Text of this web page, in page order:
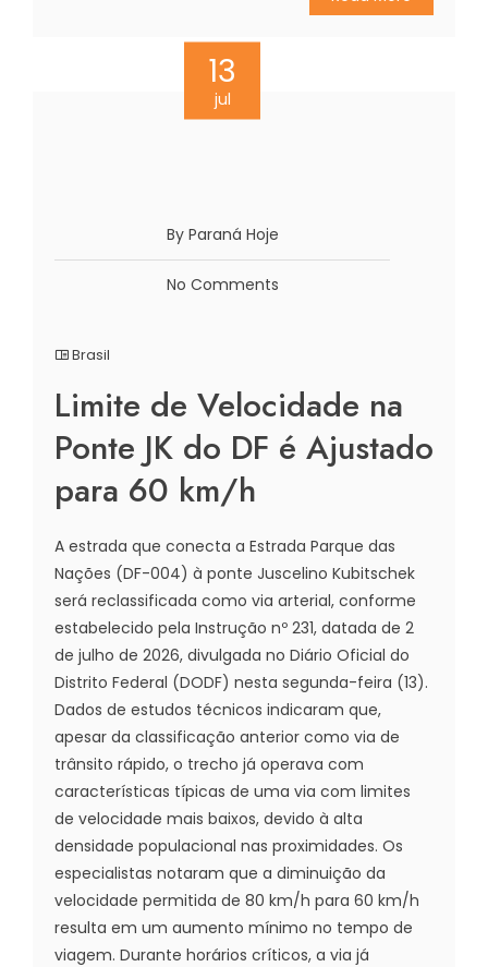
13
jul
By Paraná Hoje
No Comments
Brasil
Limite de Velocidade na
Ponte JK do DF é Ajustado
para 60 km/h
A estrada que conecta a Estrada Parque das
Nações (DF-004) à ponte Juscelino Kubitschek
será reclassificada como via arterial, conforme
estabelecido pela Instrução nº 231, datada de 2
de julho de 2026, divulgada no Diário Oficial do
Distrito Federal (DODF) nesta segunda-feira (13).
Dados de estudos técnicos indicaram que,
apesar da classificação anterior como via de
trânsito rápido, o trecho já operava com
características típicas de uma via com limites
de velocidade mais baixos, devido à alta
densidade populacional nas proximidades. Os
especialistas notaram que a diminuição da
velocidade permitida de 80 km/h para 60 km/h
resulta em um aumento mínimo no tempo de
viagem. Durante horários críticos, a via já